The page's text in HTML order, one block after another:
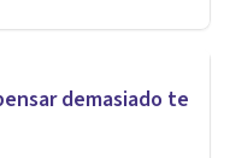
demasiado te